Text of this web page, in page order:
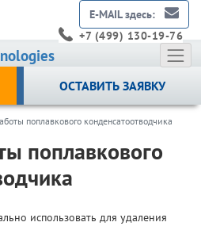
E-MAIL здесь:
+7 (499) 130-19-76
ОСТАВИТЬ ЗАЯВКУ
поплавкового конденсатоотводчика
поплавкового
использовать для удаления